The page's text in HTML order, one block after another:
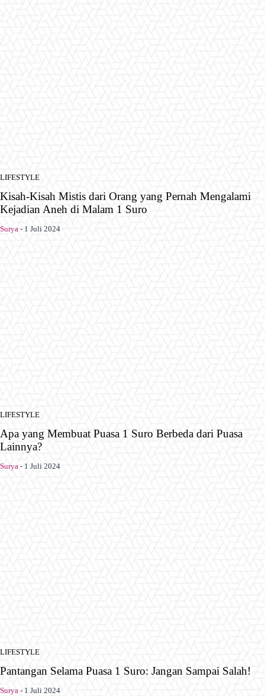
LIFESTYLE
Kisah-Kisah Mistis dari Orang yang Pernah Mengalami
Kejadian Aneh di Malam 1 Suro
Surya - 1 Juli 2024
LIFESTYLE
Apa yang Membuat Puasa 1 Suro Berbeda dari Puasa
Lainnya?
Surya - 1 Juli 2024
LIFESTYLE
Pantangan Selama Puasa 1 Suro: Jangan Sampai Salah!
Surya - 1 Juli 2024